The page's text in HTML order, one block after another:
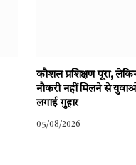
कौशल प्रशिक्षण पूरा,
नौकरी नहीं मिलने से
लगाई गुहार
05/08/2026